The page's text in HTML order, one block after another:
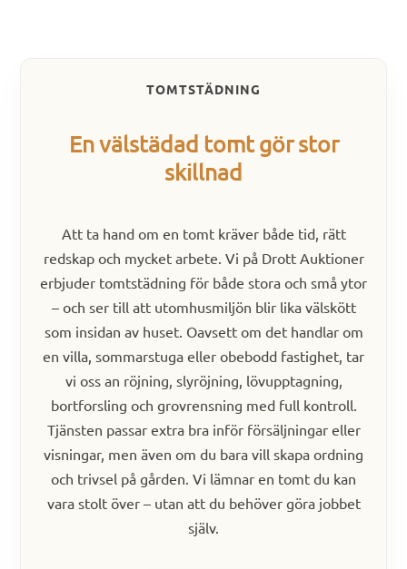
TOMTSTÄDNING
En välstädad tomt gör stor
skillnad
Att ta hand om en tomt kräver både tid, rätt
redskap och mycket arbete. Vi på Drott Auktioner
erbjuder tomtstädning för både stora och små ytor
– och ser till att utomhusmiljön blir lika välskött
som insidan av huset. Oavsett om det handlar om
en villa, sommarstuga eller obebodd fastighet, tar
vi oss an röjning, slyröjning, lövupptagning,
bortforsling och grovrensning med full kontroll.
Tjänsten passar extra bra inför försäljningar eller
visningar, men även om du bara vill skapa ordning
och trivsel på gården. Vi lämnar en tomt du kan
vara stolt över – utan att du behöver göra jobbet
själv.